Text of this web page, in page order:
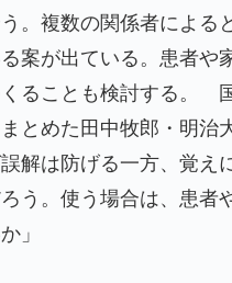
。複数の関係者による
案が出ている。患者や
ることも検討する。
とめた田中牧郎・明治
解は防げる一方、覚え
ろう。使う場合は、患者
」